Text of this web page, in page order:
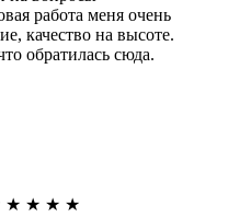
работа меня очень
качество на высоте.
обратилась сюда.
★ ★ ★ ★